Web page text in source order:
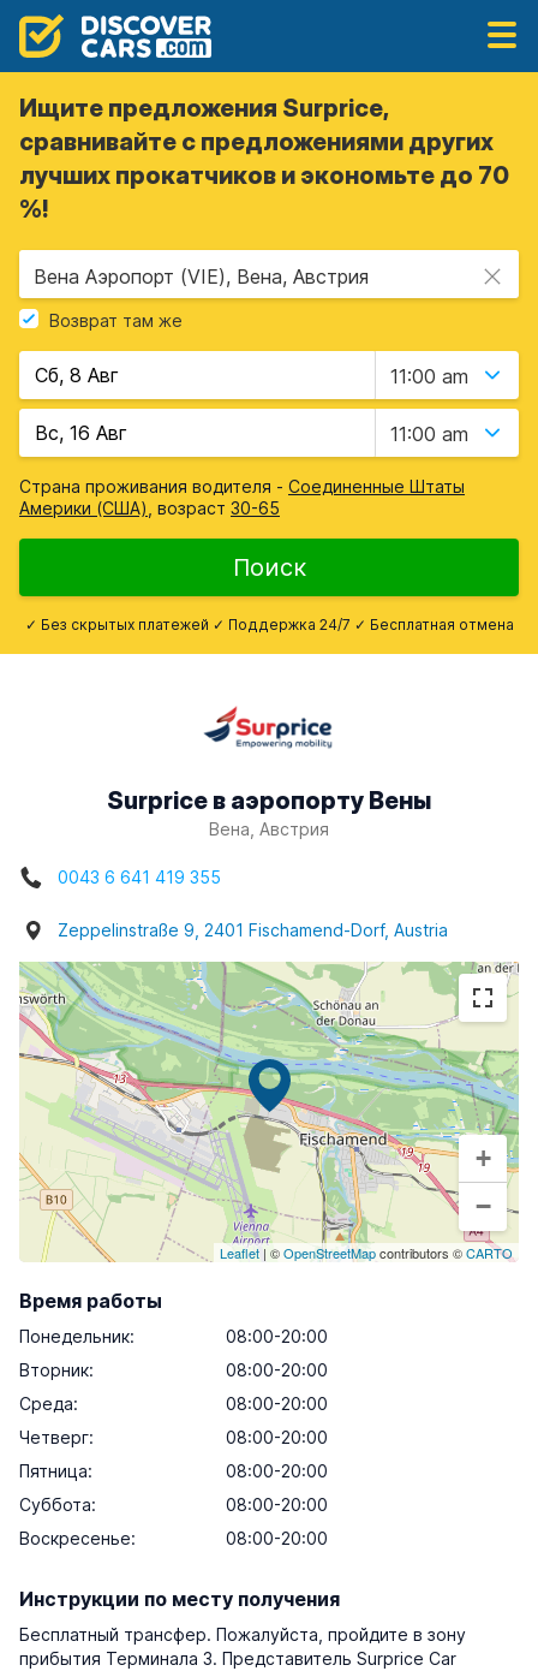
Ищите предложения Surprice,
сравнивайте с предложениями других
лучших прокатчиков и экономьте до 70
%!
Вена Аэропорт (VIE), Вена, Австрия
Возврат там же
11:00 am
11:00 am
Страна проживания водителя - Соединенные Штаты
Америки (США) , возраст 30-65
Поиск
✓ Без скрытых платежей ✓ Поддержка 24/7 ✓ Бесплатная отмена
Surprice в аэропорту Вены
Вена, Австрия
0043 6 641 419 355
Zeppelinstraße 9, 2401 Fischamend-Dorf, Austria
+
−
Leaflet | ©OpenStreetMapcontributors ©CARTO
Время работы
Понедельник:
08:00-20:00
Вторник:
08:00-20:00
Среда:
08:00-20:00
Четверг:
08:00-20:00
Пятница:
08:00-20:00
Суббота:
08:00-20:00
Воскресенье: 08:00-20:00
Инструкции по месту получения
Бесплатный трансфер. Пожалуйста, пройдите в зону
прибытия Терминала 3. Представитель Surprice Car